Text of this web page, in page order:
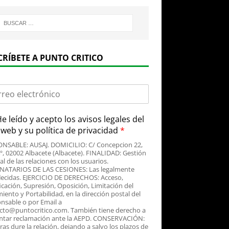
A PUNTO CRITICO
leído y acepto los avisos legales del
y su política de privacidad *
AUSAJ. DOMICILIO: C/ Concepcion 22,
02002 Albacete (Albacete). FINALIDAD: Gestión
de las relaciones con los usuarios.
DE LAS CESIONES: Las legalmente
EJERCICIO DE DERECHOS: Acceso,
Supresión, Oposición, Limitación del
y Portabilidad, en la dirección postal del
o por Email a
También tiene derecho a
reclamación ante la AEPD. CONSERVACIÓN:
dure la relación, dejando a salvo los plazos de